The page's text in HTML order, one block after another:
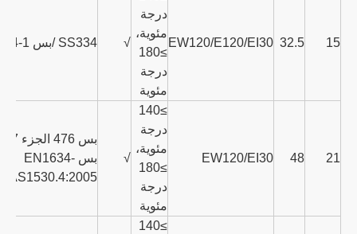
15
32.5
EW120/E120/EI30
درجة
مئوية،
≥180
درجة
مئوية
√ SS334 /بس EN1634-1
21
48
EW120/EI30
≥140
درجة
مئوية،
≥180
درجة
مئوية
√
بس EN1634-
AS1530.4:2005
≥140